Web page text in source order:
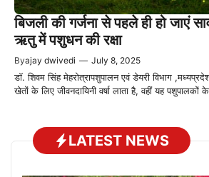
बिजली की गर्जना से पहले ही हो जाएं
ऋतु में पशुधन की रक्षा
Byajay dwivedi — July 8, 2025
डॉ. शिवम सिंह मेहरोत्रापशुपालन एवं डेयरी विभाग
खेतों के लिए जीवनदायिनी वर्षा लाता है, वहीं यह पशुपालकों
LATEST NEWS